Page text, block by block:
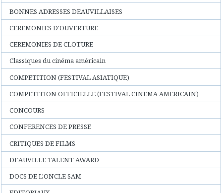
BONNES ADRESSES DEAUVILLAISES
CEREMONIES D'OUVERTURE
CEREMONIES DE CLOTURE
Classiques du cinéma américain
COMPETITION (FESTIVAL ASIATIQUE)
COMPETITION OFFICIELLE (FESTIVAL CINEMA AMERICAIN)
CONCOURS
CONFERENCES DE PRESSE
CRITIQUES DE FILMS
DEAUVILLE TALENT AWARD
DOCS DE L'ONCLE SAM